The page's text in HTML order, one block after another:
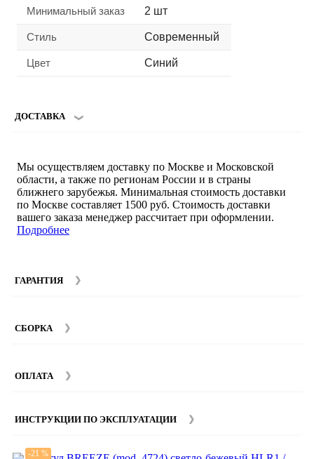
Минимальный заказ 2 шт
Стиль Современный
Цвет Синий
ДОСТАВКА
Мы осуществляем доставку по Москве и Московской
области, а также по регионам России и в страны
ближнего зарубежья. Минимальная стоимость доставки
по Москве составляет 1500 руб. Стоимость доставки
вашего заказа менеджер рассчитает при оформлении.
Подробнее
ГАРАНТИЯ
составляет 12 месяцев с момента покупки при
СБОРКА
Стоимость сборки зависит от количества и моделей
ОПЛАТА
ИНСТРУКЦИИ ПО ЭКСПЛУАТАЦИИ
-21 %